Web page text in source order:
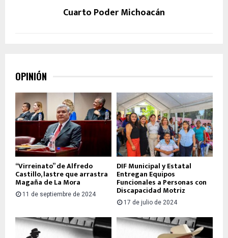
Cuarto Poder Michoacán
OPINIÓN
“Virreinato” de Alfredo
Castillo, lastre que arrastra
Magaña de La Mora
11 de septiembre de 2024
DIF Municipal y Estatal
Entregan Equipos
Funcionales a Personas con
Discapacidad Motriz
17 de julio de 2024